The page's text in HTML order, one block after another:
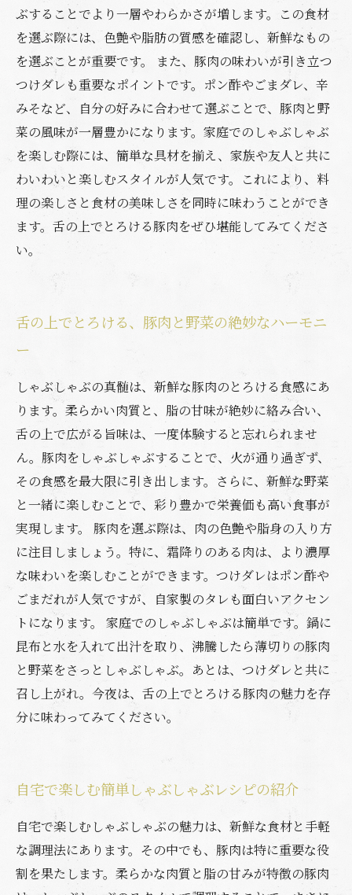
ぶすることでより一層やわらかさが増します。この食材
を選ぶ際には、色艶や脂肪の質感を確認し、新鮮なもの
を選ぶことが重要です。 また、豚肉の味わいが引き立つ
つけダレも重要なポイントです。ポン酢やごまダレ、辛
みそなど、自分の好みに合わせて選ぶことで、豚肉と野
菜の風味が一層豊かになります。家庭でのしゃぶしゃぶ
を楽しむ際には、簡単な具材を揃え、家族や友人と共に
わいわいと楽しむスタイルが人気です。これにより、料
理の楽しさと食材の美味しさを同時に味わうことができ
ます。舌の上でとろける豚肉をぜひ堪能してみてくださ
い。
舌の上でとろける、豚肉と野菜の絶妙なハーモニ
ー
しゃぶしゃぶの真髄は、新鮮な豚肉のとろける食感にあ
ります。柔らかい肉質と、脂の甘味が絶妙に絡み合い、
舌の上で広がる旨味は、一度体験すると忘れられませ
ん。豚肉をしゃぶしゃぶすることで、火が通り過ぎず、
その食感を最大限に引き出します。さらに、新鮮な野菜
と一緒に楽しむことで、彩り豊かで栄養価も高い食事が
実現します。 豚肉を選ぶ際は、肉の色艶や脂身の入り方
に注目しましょう。特に、霜降りのある肉は、より濃厚
な味わいを楽しむことができます。つけダレはポン酢や
ごまだれが人気ですが、自家製のタレも面白いアクセン
トになります。 家庭でのしゃぶしゃぶは簡単です。鍋に
昆布と水を入れて出汁を取り、沸騰したら薄切りの豚肉
と野菜をさっとしゃぶしゃぶ。あとは、つけダレと共に
召し上がれ。今夜は、舌の上でとろける豚肉の魅力を存
分に味わってみてください。
自宅で楽しむ簡単しゃぶしゃぶレシピの紹介
自宅で楽しむしゃぶしゃぶの魅力は、新鮮な食材と手軽
な調理法にあります。その中でも、豚肉は特に重要な役
割を果たします。柔らかな肉質と脂の甘みが特徴の豚肉